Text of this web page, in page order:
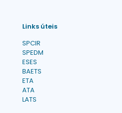
Links úteis
SPCIR
SPEDM
ESES
BAETS
ETA
ATA
LATS